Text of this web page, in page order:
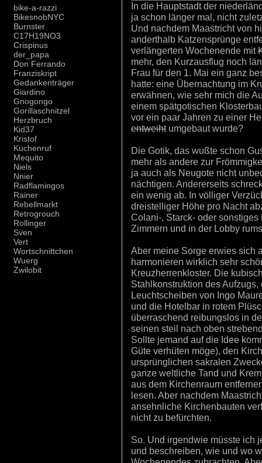
bike-a-razzi
BikesnobNYC
Burnster
C17H19NO3
Crispinus
der_papa
Don Ferrando
Franziskript
Gedankenträger
Giardino
Gnogongo
Gorillaschnitzel
Herzbruch
Kid37
Kristof
Küchenruf
Mequito
Niels
Nnier
Radflamingos
Rainer
Rebellmarkt
Retrogrouch
Rollinger
Sven
Vert
Wortschnittchen
Wuerg
Zwilobit
In die Hauptstadt der
ja schon länger mal, nicht
Und nachdem Maastricht von
anderthalb Katzensprünge
verlängerten Wochenende mit
mehr, den Kurzausflug noch
Frau für den 1. Mai ein ganz
hatte: eine Übernachtung im
erwähnen, wie sehr mich die
einem spätgotischen
vor ein paar Jahren zu einer
entweihtumgebaut wurde?
Die Gotik, das wußte schon
mehr als andere zur
ja auch als Neugote nicht
nächtigen. Andererseits
ein wenig ab. In völliger
dreistelliger Höhe pro Nacht
Colani-, Starck- oder
Zimmern und in der Lobby
Aber meine Sorge erwies sich
harmonieren wirklich sehr
Kreuzherrenkloster. Die
Stahlkonstruktion des
Leuchtscheiben von Ingo
und die Hotelbar in rotem
überraschend reibungslos in
seinen steil nach oben
Sollte jemand auf die Idee
Güte verhüten möge), den
ursprünglichen sakralen
ganze weltliche Tand und
aus dem Kirchenraum
lesen. Aber nachdem
ansehnliche Kirchenbauten
nicht zu befürchten.
So. Und irgendwie müsste ich
und beschreiben, wie und wo